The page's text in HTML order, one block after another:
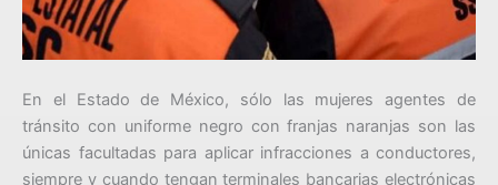
En el Estado de México, sólo las mujeres agentes de
tránsito con uniforme negro con franjas naranjas son las
únicas facultadas para aplicar infracciones a conductores,
siempre y cuando tengan terminales bancarias electrónicas